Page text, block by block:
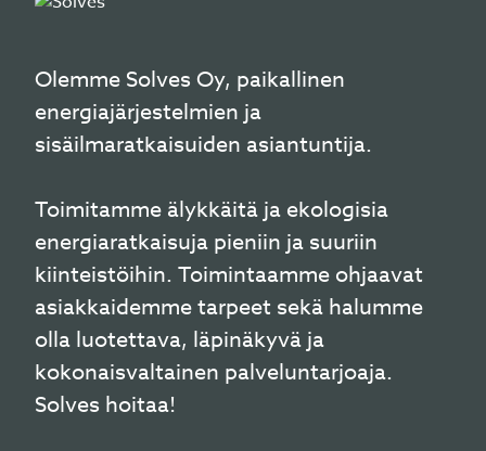
Olemme Solves Oy, paikallinen
energiajärjestelmien ja
sisäilmaratkaisuiden asiantuntija.
Toimitamme älykkäitä ja ekologisia
energiaratkaisuja pieniin ja suuriin
kiinteistöihin. Toimintaamme ohjaavat
asiakkaidemme tarpeet sekä halumme
olla luotettava, läpinäkyvä ja
kokonaisvaltainen palveluntarjoaja.
Solves hoitaa!